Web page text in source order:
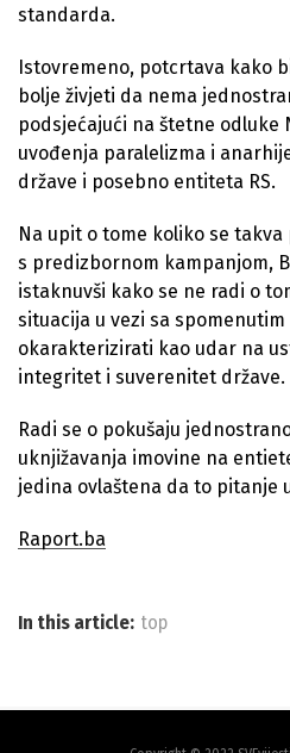
standarda.
Istovremeno, potcrtava kako
bolje živjeti da nema
podsjećajući na štetne odluke
uvođenja paralelizma i
države i posebno entiteta RS.
Na upit o tome koliko se
s predizbornom kampanjom,
istaknuvši kako se ne radi o
situacija u vezi sa
okarakterizirati kao udar na
integritet i suverenitet države.
Radi se o pokušaju
uknjižavanja imovine na
jedina ovlaštena da to pitanje
Raport.ba
In this article: top